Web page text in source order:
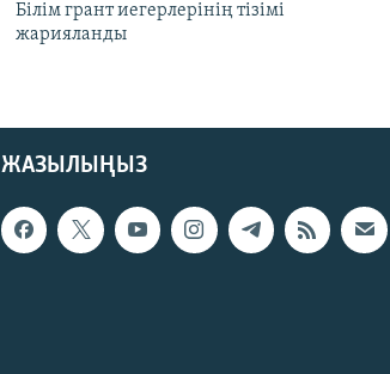
Білім грант иегерлерінің тізімі
жарияланды
ЖАЗЫЛЫҢЫЗ